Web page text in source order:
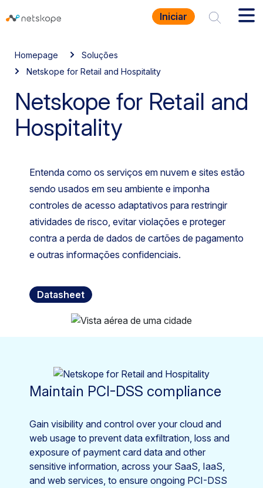
Iniciar
Homepage
Soluções
Netskope for Retail and Hospitality
Netskope for Retail and
Hospitality
Entenda como os serviços em nuvem e sites estão
sendo usados em seu ambiente e imponha
controles de acesso adaptativos para restringir
atividades de risco, evitar violações e proteger
contra a perda de dados de cartões de pagamento
e outras informações confidenciais.
Datasheet
Maintain PCI-DSS compliance
Gain visibility and control over your cloud and
web usage to prevent data exfiltration, loss and
exposure of payment card data and other
sensitive information, across your SaaS, IaaS,
and web services, to ensure ongoing PCI-DSS